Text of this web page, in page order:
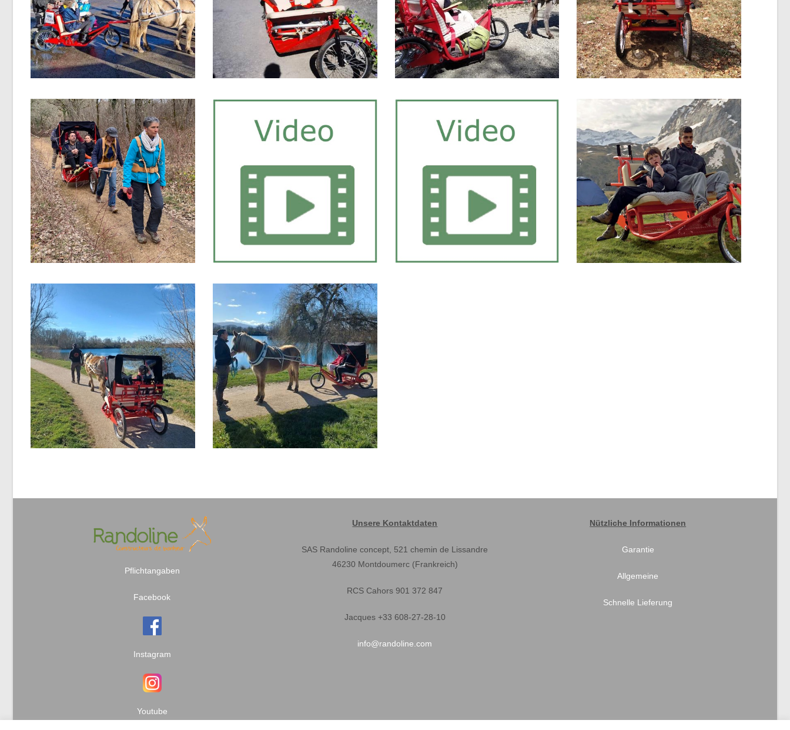
Pflichtangaben
Facebook
Instagram
Youtube
Unsere Kontaktdaten
SAS Randoline concept, 521 chemin de Lissandre
46230 Montdoumerc (Frankreich)
RCS Cahors 901 372 847
Jacques +33 608-27-28-10
info@randoline.com
Nützliche Informationen
Garantie
Allgemeine
Schnelle Lieferung